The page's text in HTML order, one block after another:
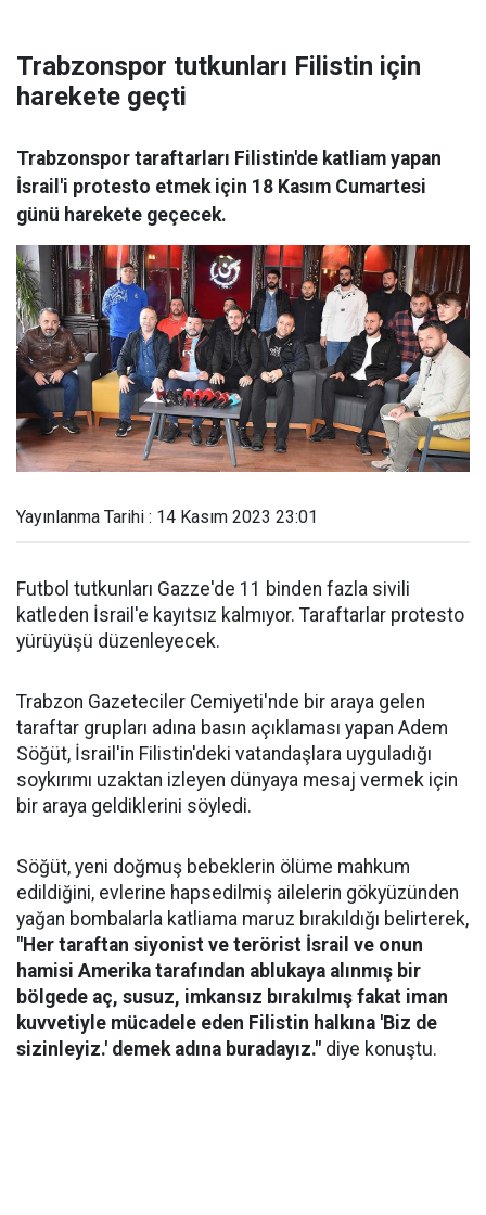
Trabzonspor tutkunları Filistin için
harekete geçti
Trabzonspor taraftarları Filistin'de katliam yapan
İsrail'i protesto etmek için 18 Kasım Cumartesi
günü harekete geçecek.
Yayınlanma Tarihi : 14 Kasım 2023 23:01
Futbol tutkunları Gazze'de 11 binden fazla sivili
katleden İsrail'e kayıtsız kalmıyor. Taraftarlar protesto
yürüyüşü düzenleyecek.
Trabzon Gazeteciler Cemiyeti'nde bir araya gelen
taraftar grupları adına basın açıklaması yapan Adem
Söğüt, İsrail'in Filistin'deki vatandaşlara uyguladığı
soykırımı uzaktan izleyen dünyaya mesaj vermek için
bir araya geldiklerini söyledi.
Söğüt, yeni doğmuş bebeklerin ölüme mahkum
edildiğini, evlerine hapsedilmiş ailelerin gökyüzünden
yağan bombalarla katliama maruz bırakıldığı belirterek,
"Her taraftan siyonist ve terörist İsrail ve onun
hamisi Amerika tarafından ablukaya alınmış bir
bölgede aç, susuz, imkansız bırakılmış fakat iman
kuvvetiyle mücadele eden Filistin halkına 'Biz de
sizinleyiz.' demek adına buradayız." diye konuştu.